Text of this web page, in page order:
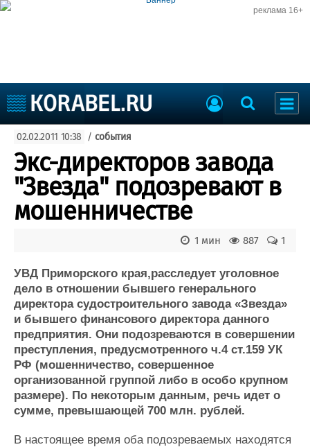
реклама 16+
Судоходство
Судоремонт
События
Пресс-релизы
Порты
Рыболовство
ВМФ
Судостроение
Пульс
Новости
Репутация
Работа
Крюинг
Журнал
Реклама
Торговая площадка
Доска объявлений
Продажа флота
Оборудование
Изделия
Материалы
Услуги
02.02.2011 10:38 / события
Экс-директоров завода
"Звезда" подозревают в
мошенничестве
1
887
1 мин
УВД Приморского края,расследует уголовное
дело в отношении бывшего генерального
директора судостроительного завода «Звезда»
и бывшего финансового директора данного
предприятия. Они подозреваются в совершении
преступления, предусмотренного ч.4 ст.159 УК
РФ (мошенничество, совершенное
организованной группой либо в особо крупном
размере). По некоторым данным, речь идет о
сумме, превышающей 700 млн. рублей.
В настоящее время оба подозреваемых находятся